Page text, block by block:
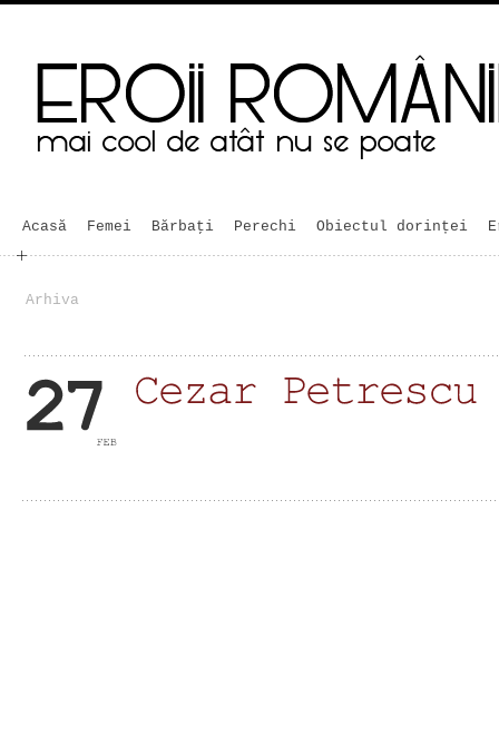
Acasă Femei Bărbaţi Perechi Obiectul dorinței
Arhiva